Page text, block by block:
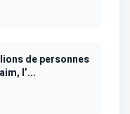
de personnes
l’...